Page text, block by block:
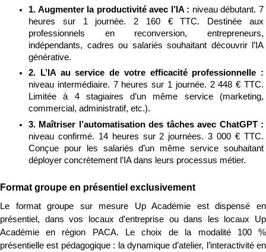
1. Augmenter la productivité avec l’IA : niveau débutant. 7
heures sur 1 journée. 2 160 € TTC. Destinée aux
professionnels en reconversion, entrepreneurs,
indépendants, cadres ou salariés souhaitant découvrir l’IA
générative.
niveau intermédiaire. 7 heures sur 1 journée. 2 448 € TTC.
Limitée à 4 stagiaires d’un même service (marketing,
commercial, administratif, etc.).
niveau confirmé. 14 heures sur 2 journées. 3 000 € TTC.
Conçue pour les salariés d’un même service souhaitant
déployer concrètement l’IA dans leurs processus métier.
Format groupe en présentiel exclusivement
Le format groupe sur mesure Up Académie est dispensé en
présentiel, dans vos locaux d’entreprise ou dans les locaux Up
Académie en région PACA. Le choix de la modalité 100 %
présentielle est pédagogique : la dynamique d’atelier, l’interactivité en